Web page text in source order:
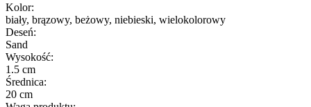
Kolor:
biały, brązowy, beżowy, niebieski, wielokolorowy
Deseń:
Sand
Wysokość:
1.5 cm
Średnica:
20 cm